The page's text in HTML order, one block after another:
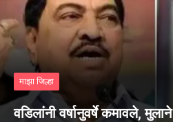
माझा जिल्हा
वडिलांनी वर्षानुवर्षे कमावले,